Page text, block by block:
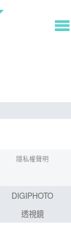
隱私權聲明
DIGIPHOTO
透視鏡